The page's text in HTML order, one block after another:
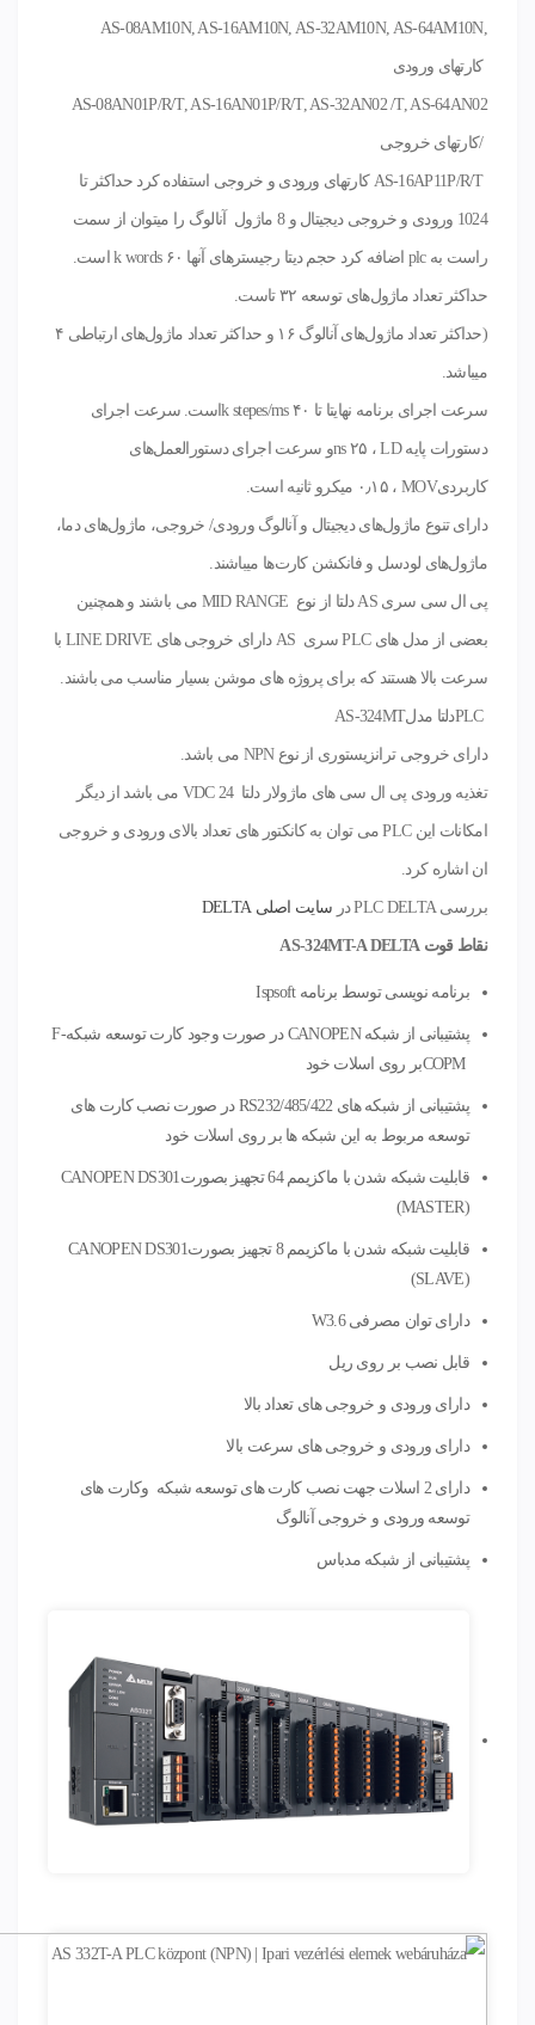
AS-08AM10N, AS-16AM10N, AS-32AM10N, AS-64AM10N,
کارتهای ورودی
AS-08AN01P/R/T, AS-16AN01P/R/T, AS-32AN02 /T, AS-64AN02
/کارتهای خروجی
AS-16AP11P/R/T کارتهای ورودی و خروجی استفاده کرد حداکثر تا
1024 ورودی و خروجی دیجیتال و 8 ماژول آنالوگ را میتوان از سمت
راست به plc اضافه کرد حجم دیتا رجیسترهای آنها ۶۰ k wordsاست.
حداکثر تعداد ماژول‌های توسعه ۳۲ تاست.
(حداکثر تعداد ماژول‌های آنالوگ ۱۶ و حداکثر تعداد ماژول‌های ارتباطی ۴
میباشد.
سرعت اجرای برنامه نهایتا تا ۴۰ k stepes/msاست. سرعت اجرای
دستورات پایه LD ، ۲۵ nsو سرعت اجرای دستورالعمل‌های
کاربردیMOV ، ۰٫۱۵ میکرو ثانیه است.
دارای تنوع ماژول‌های دیجیتال و آنالوگ ورودی/ خروجی، ماژول‌های دما،
ماژول‌های لودسل و فانکشن کارت‌ها میباشند
پی ال سی سری ASدلتا از نوع MID RANGE می باشند و همچنین
بعضی از مدل های PLC سری ASدارای خروجی های LINE DRIVE با
سرعت بالا هستند که برای پروژه های موشن بسیار مناسب می باشند
PLCدلتا مدلAS-324MT
دارای خروجی ترانزیستوری از نوع NPN می باشد
تغذیه ورودی پی ال سی های ماژولار دلتا 24 VDC می باشد از دیگر
امکانات این PLC می توان به کانکتور های تعداد بالای ورودی و خروجی
ان اشاره کرد.
بررسی PLC DELTA در سایت اصلی DELTA
نقاط قوت AS-324MT-A DELTA
برنامه نویسی توسط برنامهIspsoft
پشتیبانی از شبکه CANOPENدر صورت وجود کارت توسعه شبکهF-
COPMبر روی اسلات خود
پشتیبانی از شبکه های RS232/485/422در صورت نصب کارت های
توسعه مربوط به این شبکه ها بر روی اسلات خود
قابلیت شبکه شدن با ماکزیمم 64 تجهیز بصورت
CANOPEN DS301
(MASTER)
قابلیت شبکه شدن با ماکزیمم 8 تجهیز بصورت
CANOPEN DS301
(SLAVE)
دارای توان مصرفی 3.6 W
قابل نصب بر روی ریل
دارای ورودی و خروجی های تعداد بالا
دارای ورودی و خروجی های سرعت بالا
دارای 2 اسلات جهت نصب کارت های توسعه شبکه وکارت های
توسعه ورودی و خروجی آنالوگ
پشتیبانی از شبکه مدباس